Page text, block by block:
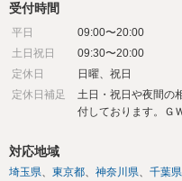
受付時間
平日
09:00〜20:00
土日祝日
09:30〜20:00
定休日
日曜、祝日
定休日補足
土日・祝日や夜間の
付しております。Ｇ
対応地域
埼玉県 東京都 神奈川県 千葉県